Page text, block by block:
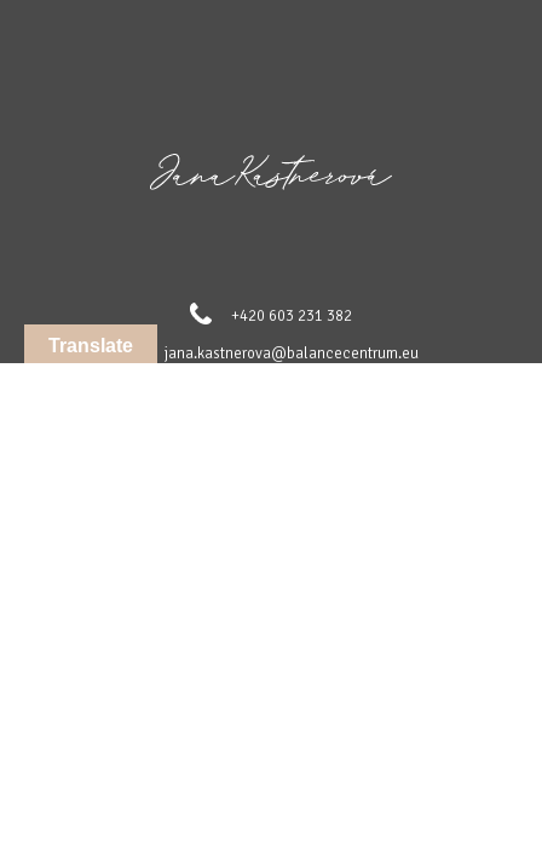
+420 603 231 382
jana.kastnerova@balancecentrum.eu
Translate